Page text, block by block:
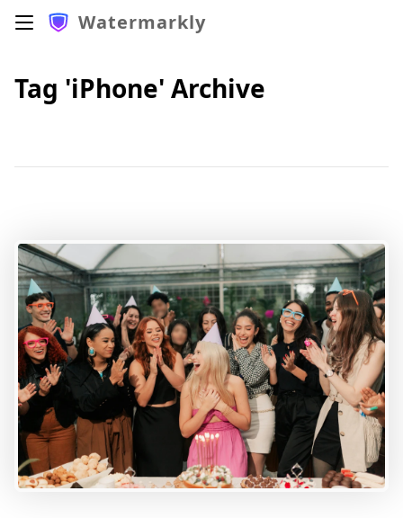
Watermarkly
Tag 'iPhone' Archive